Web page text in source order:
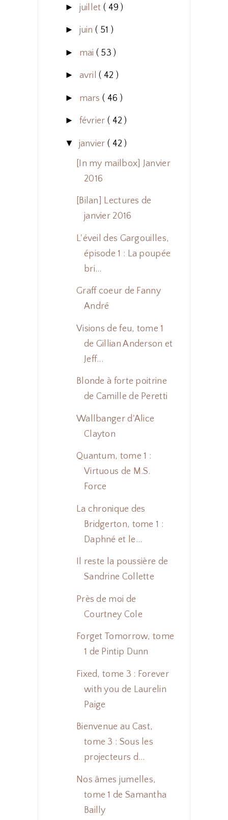
► juillet ( 49 )
► juin ( 51 )
► mai ( 53 )
► avril( 42 )
► mars ( 46 )
► février ( 42 )
▼ janvier ( 42 )
[In my mailbox] Janvier
2016
[Bilan] Lectures de
janvier 2016
L'éveil des Gargouilles,
épisode 1 : La poupée
bri...
Graff coeur de Fanny
André
Visions de feu, tome 1
de Gillian Anderson et
Jeff...
Blonde à forte poitrine
de Camille de Peretti
Wallbanger d'Alice
Clayton
Quantum, tome 1 :
Virtuous de M.S.
Force
La chronique des
Bridgerton, tome 1 :
Daphné et le...
Il reste la poussière de
Sandrine Collette
Près de moi de
Courtney Cole
Forget Tomorrow, tome
1 de Pintip Dunn
Fixed, tome 3 : Forever
with you de Laurelin
Paige
Bienvenue au Cast,
tome 3 : Sous les
projecteurs d...
Nos âmes jumelles,
tome 1 de Samantha
Bailly